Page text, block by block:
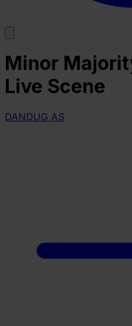
Minor
Live Scene
DANDUG AS